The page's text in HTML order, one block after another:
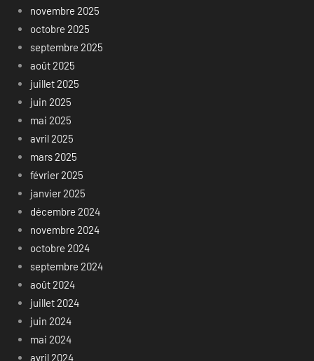
novembre 2025
octobre 2025
septembre 2025
août 2025
juillet 2025
juin 2025
mai 2025
avril 2025
mars 2025
février 2025
janvier 2025
décembre 2024
novembre 2024
octobre 2024
septembre 2024
août 2024
juillet 2024
juin 2024
mai 2024
avril 2024